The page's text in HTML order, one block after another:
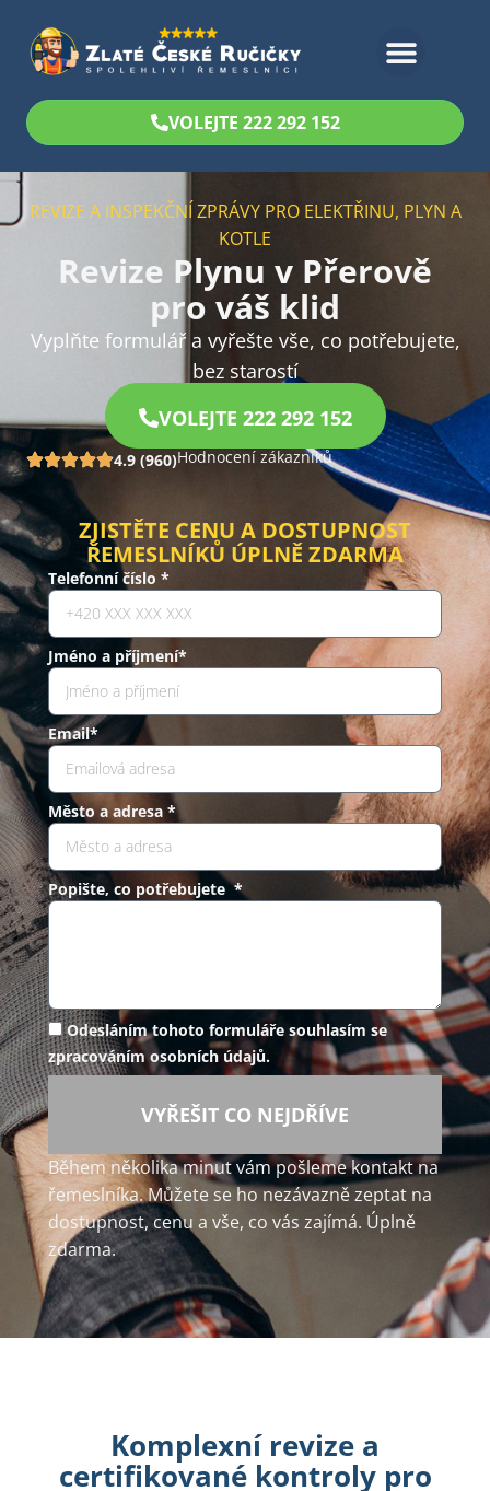
VOLEJTE 222 292 152
REVIZE A INSPEKČNÍ ZPRÁVY PRO ELEKTŘINU, PLYN A
KOTLE
Revize Plynu v Přerově
pro váš klid
Vyplňte formulář a vyřešte vše, co potřebujete,
bez starostí
VOLEJTE 222 292 152
4.9 (960)Hodnocení zákazníků
ZJISTĚTE CENU A DOSTUPNOST
ŘEMESLNÍKŮ ÚPLNĚ ZDARMA
Telefonní číslo *
Jméno a příjmení*
Email*
Město a adresa *
Popište, co potřebujete *
Odesláním tohoto formuláře souhlasím se
zpracováním osobních údajů.
VYŘEŠIT CO NEJDŘÍVE
Během několika minut vám pošleme kontakt na
řemeslníka. Můžete se ho nezávazně zeptat na
dostupnost, cenu a vše, co vás zajímá. Úplně
zdarma.
Komplexní revize a
certifikované kontroly pro